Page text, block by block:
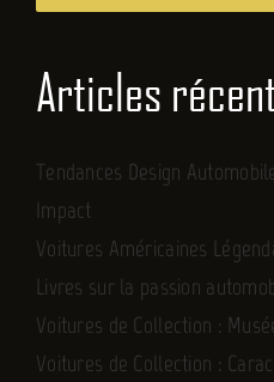
Articles
Tendances Design
Impact
Voitures Américaines
Livres sur la passion
Voitures de Collection :
Voitures de Collection :